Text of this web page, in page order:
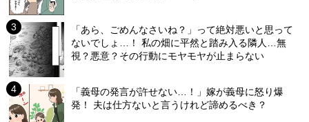
「あら、ごめんなさいね？」って絶対悪いと思って
ないでしょ…！ 私の畑に平然と踏み入る隣人…無
視？悪意？その行動にモヤモヤが止まらない
「義母の発言が許せない…！」嫁が義母に怒り爆
発！ 夫は仕方ないと言うけれど諦めるべき？